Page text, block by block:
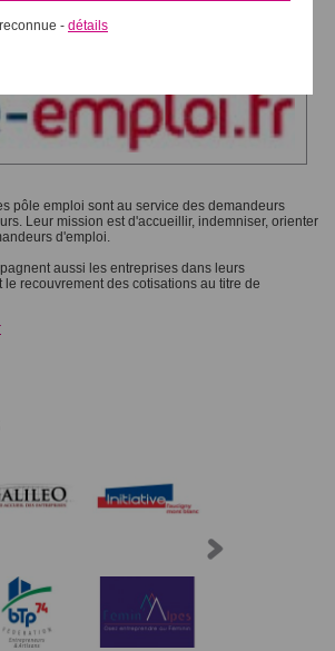
pôle emploi sont au service des demandeurs
Leur mission est d'accueillir, indemniser, orienter
d'emploi.
aussi les entreprises dans leurs
le recouvrement des cotisations au titre de
- détails